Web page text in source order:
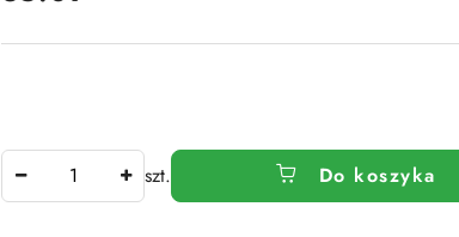
szt. Do koszyka